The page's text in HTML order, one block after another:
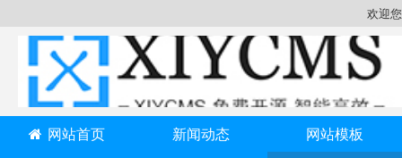
欢迎您
网站首页 新闻动态
网站模板